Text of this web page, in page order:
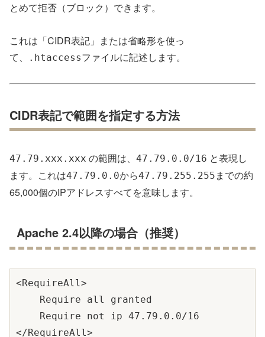
とめて拒否（ブロック）できます。
これは「CIDR表記」または省略形を使っ
て、
.htaccessファイルに記述します。
CIDR表記で範囲を指定する方法
47.79.xxx.xxx の範囲は、 47.79.0.0/16 と表現し
ます。これは47.79.0.0から47.79.255.255 までの約
65,000個のIPアドレスすべてを意味します。
Apache 2.4以降の場合（推奨）
<RequireAll>
    Require all granted
    Require not ip 47.79.0.0/16